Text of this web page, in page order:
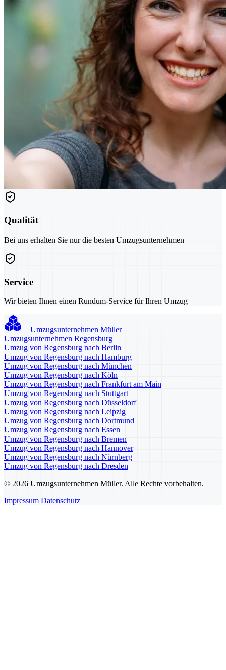
Qualität
Bei uns erhalten Sie nur die besten Umzugsunternehmen
Service
Wir bieten Ihnen einen Rundum-Service für Ihren Umzug
Umzugsunternehmen Müller
Umzugsunternehmen Regensburg
Umzug von Regensburg nach Berlin
Umzug von Regensburg nach Hamburg
Umzug von Regensburg nach München
Umzug von Regensburg nach Köln
Umzug von Regensburg nach Frankfurt am Main
Umzug von Regensburg nach Stuttgart
Umzug von Regensburg nach Düsseldorf
Umzug von Regensburg nach Leipzig
Umzug von Regensburg nach Dortmund
Umzug von Regensburg nach Essen
Umzug von Regensburg nach Bremen
Umzug von Regensburg nach Hannover
Umzug von Regensburg nach Nürnberg
Umzug von Regensburg nach Dresden
© 2026 Umzugsunternehmen Müller. Alle Rechte vorbehalten.
Impressum Datenschutz